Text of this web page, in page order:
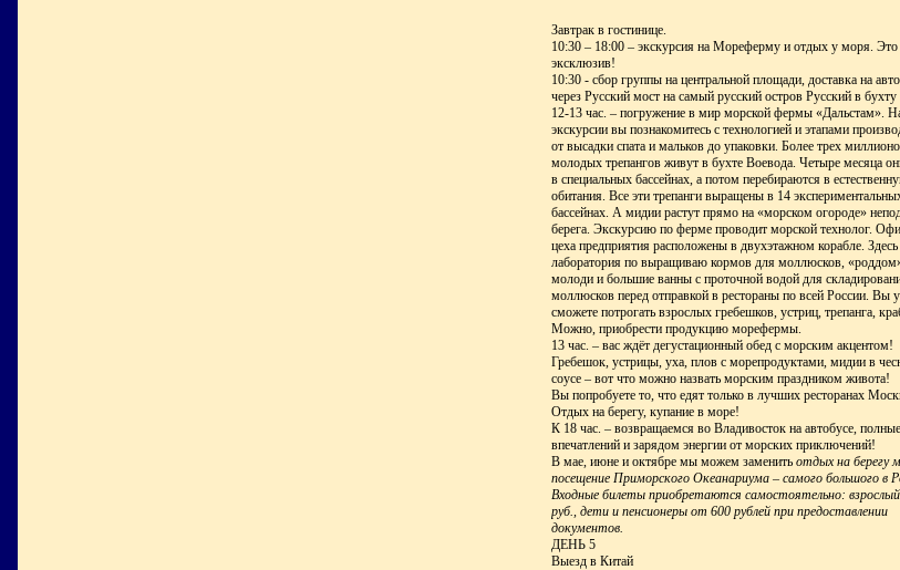
Завтрак в гостинице.
10:30 – 18:00 – экскурсия на Мореферму и отдых у моря. Это
эксклюзив!
10:30 - сбор группы на центральной площади, доставка на
через Русский мост на самый русский остров Русский в бухту
12-13 час. – погружение в мир морской фермы «Дальстам».
экскурсии вы познакомитесь с технологией и этапами
от высадки спата и мальков до упаковки. Более трех
молодых трепангов живут в бухте Воевода. Четыре месяца они
в специальных бассейнах, а потом перебираются в
обитания. Все эти трепанги выращены в 14
бассейнах. А мидии растут прямо на «морском огороде»
берега. Экскурсию по ферме проводит морской технолог.
цеха предприятия расположены в двухэтажном корабле.
лаборатория по выращиваю кормов для моллюсков,
молоди и большие ванны с проточной водой для
моллюсков перед отправкой в рестораны по всей России. Вы
сможете потрогать взрослых гребешков, устриц, трепанга,
Можно, приобрести продукцию морефермы.
13 час. – вас ждёт дегустационный обед с морским акцентом!
Гребешок, устрицы, уха, плов с морепродуктами, мидии в
соусе – вот что можно назвать морским праздником живота!
Вы попробуете то, что едят только в лучших ресторанах
Отдых на берегу, купание в море!
К 18 час. – возвращаемся во Владивосток на автобусе, полные
впечатлений и зарядом энергии от морских приключений!
В мае, июне и октябре мы можем заменить отдых на берегу
посещение Приморского Океанариума – самого большого в
Входные билеты приобретаются самостоятельно: взрослый
руб., дети и пенсионеры от 600 рублей при предоставлении
документов.
ДЕНЬ 5
Выезд в Китай